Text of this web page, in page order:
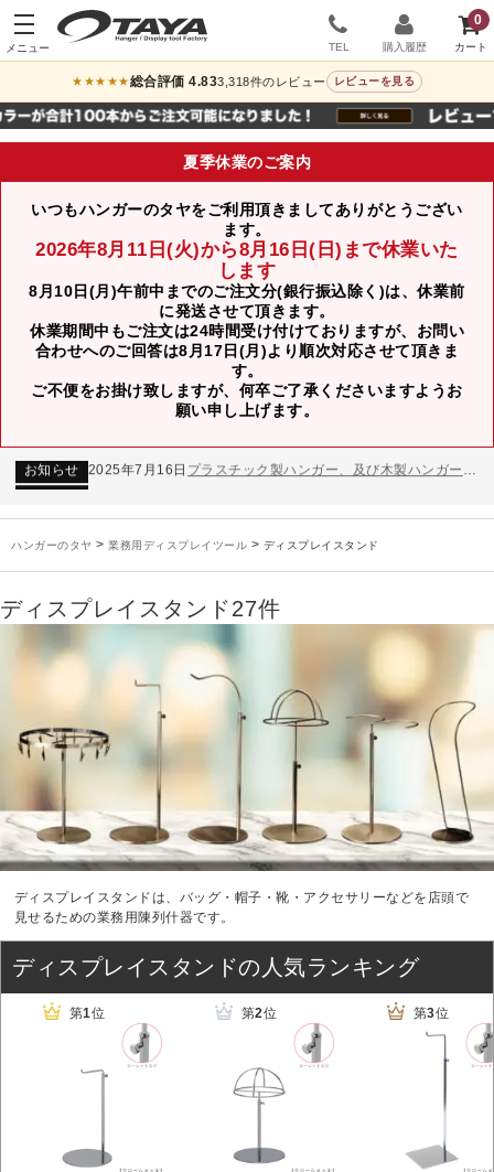
0
TEL 購入履歴
★★★★★総合評価 4.833,318件のレビュー レビューを見る
夏季休業のご案内
いつもハンガーのタヤをご利用頂きましてありがとうござい
ます。
2026年8月11日(火)から8月16日(日)まで休業いた
します
8月10日(月)午前中までのご注文分(銀行振込除く)は、休業前
に発送させて頂きます。
休業期間中もご注文は24時間受け付けておりますが、お問い
合わせへのご回答は8月17日(月)より順次対応させて頂きま
す。
ご不便をお掛け致しますが、何卒ご了承くださいますようお
願い申し上げます。
お知らせ 2024年12月12日年末年始休業のお知らせ
2026年3月7日
お知らせ 2025年7月16日
プラスチック製ハンガー、及び木製ハンガーKシリーズ 価格改定のお知らせ
お知らせ
2025年3月14日 木製ハンガーNシリーズ価格改定のお知らせ
お知らせ
2025年3月14日 木製ハンガーNシリーズ価格改定のお知らせ
未分類 2024年12月19日
2024年12月12日年末年始休業のお知らせ
ハンガーのタヤ > 業務用ディスプレイツール > ディスプレイスタンド
ディスプレイスタンド27件
ディスプレイスタンドは、バッグ・帽子・靴・アクセサリーなどを店頭で
見せるための業務用陳列什器です。
ディスプレイスタンドの人気ランキング
第1位 第2位 第3位